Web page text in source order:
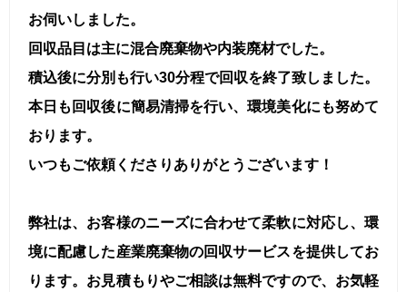
お伺いしました。
回収品目は主に混合廃棄物や内装廃材でした。
積込後に分別も行い30分程で回収を終了致しました。
本日も回収後に簡易清掃を行い、環境美化にも努めて
おります。
いつもご依頼くださりありがとうございます！
弊社は、お客様のニーズに合わせて柔軟に対応し、環
境に配慮した産業廃棄物の回収サービスを提供してお
ります。お見積もりやご相談は無料ですので、お気軽